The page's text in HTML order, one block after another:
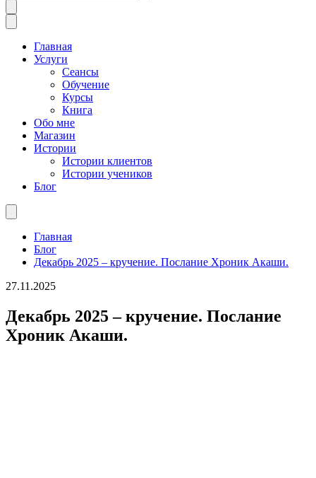
Главная
Услуги
Сеансы
Обучение
Курсы
Книга
Обо мне
Магазин
Истории
Истории клиентов
Истории учеников
Блог
Главная
Блог
Декабрь 2025 – кручение. Послание Хроник Акаши.
27.11.2025
Декабрь 2025 – кручение. Послание
Хроник Акаши.